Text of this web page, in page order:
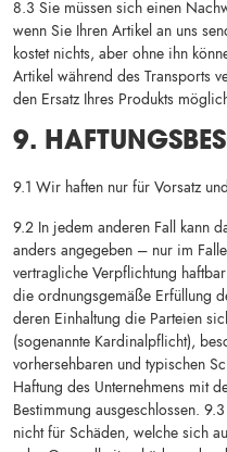
8.3 Sie müssen sich einen
wenn Sie Ihren Artikel an uns
kostet nichts, aber ohne ihn
Artikel während des Transports
den Ersatz Ihres Produkts
9.
9.1 Wir haften nur für Vorsatz
9.2 In jedem anderen Fall kann
anders angegeben – nur im
vertragliche Verpflichtung
die ordnungsgemäße Erfüllung
deren Einhaltung die Parteien
(sogenannte Kardinalpflicht),
vorhersehbaren und typischen
Haftung des Unternehmens mit
Bestimmung ausgeschlossen.
nicht für Schäden, welche sich